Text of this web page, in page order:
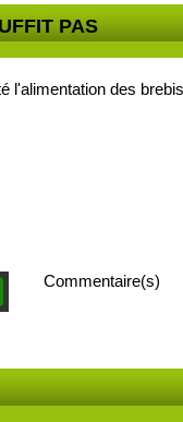
PAS
l'alimentation des
Commentaire(s)